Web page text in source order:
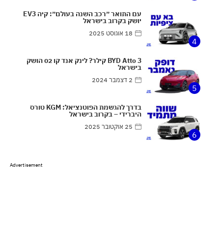
4
עם התואר ״רכב השנה בעולם״: קיה EV3
יושק בקרוב בישראל
18 אוגוסט 2025
5
BYD Atto 3 קילר? לינק אנד קו 02 הושק
בישראל
2 דצמבר 2024
6
בדרך להגשמת הפוטנציאל: KGM טורס
היברידי – בקרוב בישראל
25 אוקטובר 2025
Advertisement